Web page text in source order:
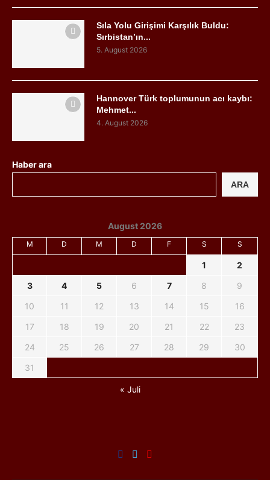
Sıla Yolu Girişimi Karşılık Buldu:
Sırbistan’ın...
5. August 2026
Hannover Türk toplumunun acı kaybı:
Mehmet...
4. August 2026
Haber ara
ARA
August 2026
M D M D F S S
1
2
3
4 5 6 7 8
9
10
11 12 13 14 15
16
17
18 19 20 21 22
23
24
25 26 27 28 29
30
31
« Juli